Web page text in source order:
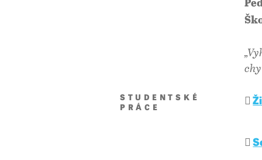
STUDENTSKÉ
PRÁCE